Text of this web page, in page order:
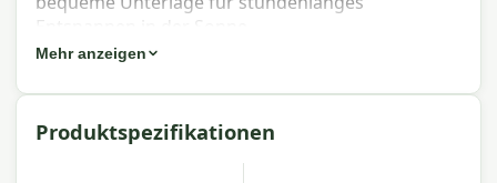
Entspannen in der Sonne.
Artikelnummer:
Mehr anzeigen
Produktspezifikationen